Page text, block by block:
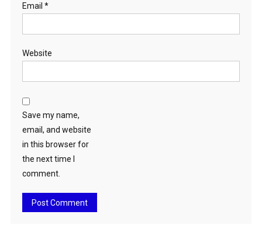
Email *
Website
Save my name,
email, and website
in this browser for
the next time I
comment.